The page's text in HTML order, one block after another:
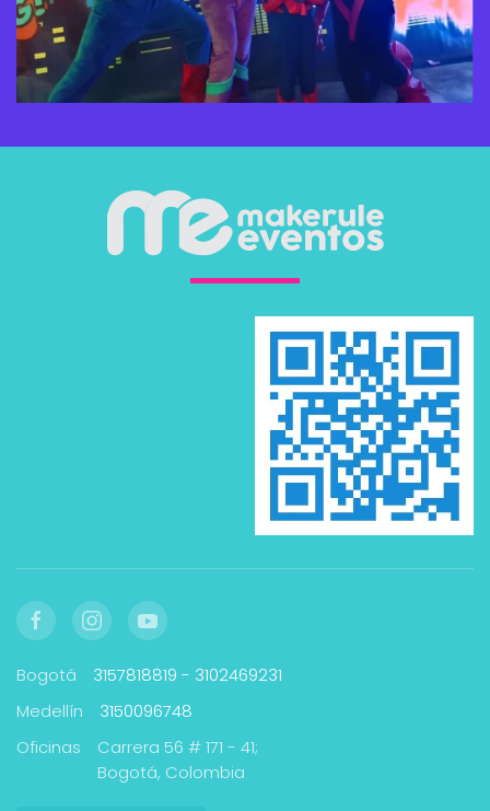
VER MÁS
Bogotá
3157818819 - 3102469231
Medellín
3150096748
Oficinas
Carrera 56 # 171 - 41;
Bogotá, Colombia